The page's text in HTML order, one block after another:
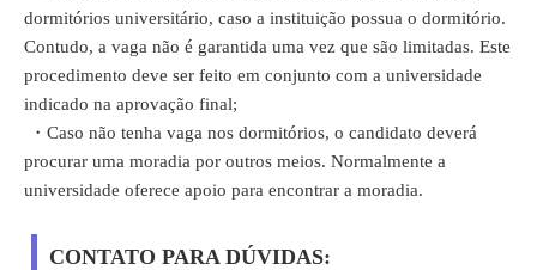
dormitórios universitário, caso a instituição possua o dormitório.
Contudo, a vaga não é garantida uma vez que são limitadas. Este
procedimento deve ser feito em conjunto com a universidade
indicado na aprovação final;
・ Caso não tenha vaga nos dormitórios, o candidato deverá
procurar uma moradia por outros meios. Normalmente a
universidade oferece apoio para encontrar a moradia.
CONTATO PARA DÚVIDAS: